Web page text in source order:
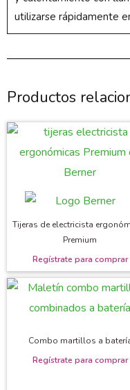
utilizarse rápidamente
Productos
Tijeras de electricista
Premium
Combo martillos a